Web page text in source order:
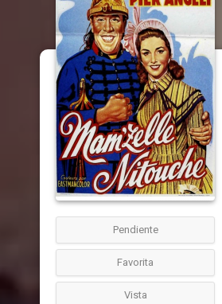
Pendiente
Favorita
Vista